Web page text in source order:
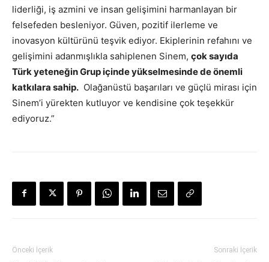
liderliği, iş azmini ve insan gelişimini harmanlayan bir
felsefeden besleniyor. Güven, pozitif ilerleme ve
inovasyon kültürünü teşvik ediyor. Ekiplerinin refahını ve
gelişimini adanmışlıkla sahiplenen Sinem, çok sayıda
Türk yeteneğin Grup içinde yükselmesinde de önemli
katkılara sahip. Olağanüstü başarıları ve güçlü mirası için
Sinem’i yürekten kutluyor ve kendisine çok teşekkür
ediyoruz.”
Önceki İçerik Sonraki İçerik